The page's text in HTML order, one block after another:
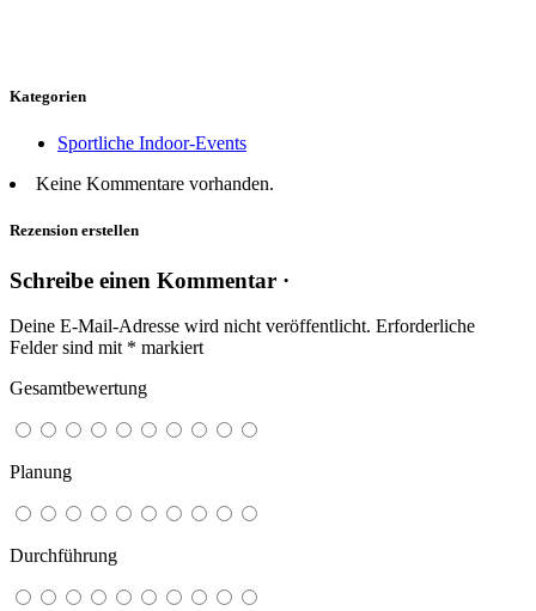
Kategorien
Sportliche Indoor-Events
Keine Kommentare vorhanden.
Rezension erstellen
Schreibe einen Kommentar ·
Deine E-Mail-Adresse wird nicht veröffentlicht. Erforderliche
Felder sind mit * markiert
Gesamtbewertung
Planung
Durchführung